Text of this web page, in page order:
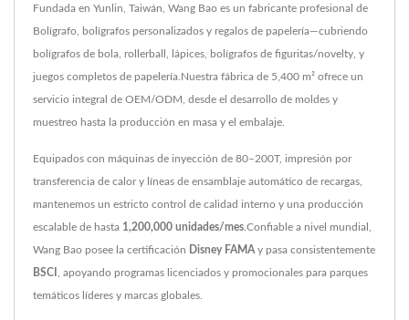
Fundada en Yunlin, Taiwán, Wang Bao es un fabricante profesional de
Bolígrafo, bolígrafos personalizados y regalos de papelería—cubriendo
bolígrafos de bola, rollerball, lápices, bolígrafos de figuritas/novelty, y
juegos completos de papelería.Nuestra fábrica de 5,400 m² ofrece un
servicio integral de OEM/ODM, desde el desarrollo de moldes y
muestreo hasta la producción en masa y el embalaje.
Equipados con máquinas de inyección de 80–200T, impresión por
transferencia de calor y líneas de ensamblaje automático de recargas,
mantenemos un estricto control de calidad interno y una producción
escalable de hasta 1,200,000 unidades/mes .Confiable a nivel mundial,
Wang Bao posee la certificación Disney FAMA y pasa consistentemente
BSCI , apoyando programas licenciados y promocionales para parques
temáticos líderes y marcas globales.